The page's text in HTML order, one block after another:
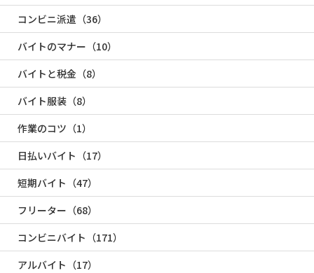
コンビニ派遣（36）
バイトのマナー（10）
バイトと税金（8）
バイト服装（8）
作業のコツ（1）
日払いバイト（17）
短期バイト（47）
フリーター（68）
コンビニバイト（171）
アルバイト（17）